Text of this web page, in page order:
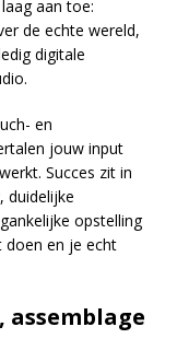
aan toe:
de echte wereld,
digitale
en
jouw input
Succes zit in
duidelijke
opstelling
en je echt
assemblage